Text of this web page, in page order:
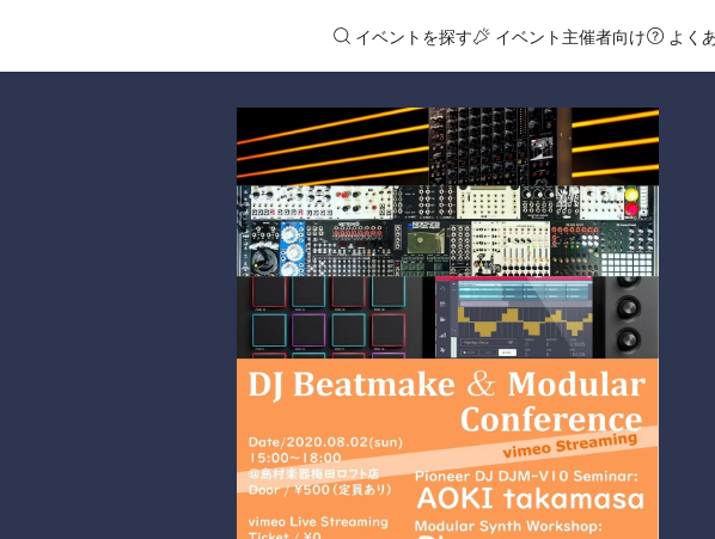
イベントを探す イベント主催者向け よく